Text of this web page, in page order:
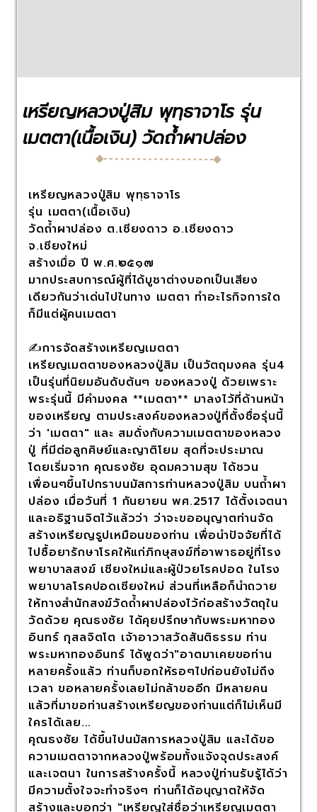
เหรียญหลวงปู่สิม พุทฺธาจาโร รุ่น
เมตตา(เนื้อเงิน) วัดถ้ำผาปล่อง
เหรียญหลวงปู่สิม พุทฺธาจาโร
รุ่น เมตตา(เนื้อเงิน)
วัดถ้ำผาปล่อง ต.เชียงดาว อ.เชียงดาว
จ.เชียงใหม่
สร้างเมื่อ ปี พ.ศ.๒๕๑๗
มากประสบการณ์ผู้ที่ได้บูชาต่างบอกเป็นเสียง
เดียวกันว่าเด่นไปในทาง เมตตา ทำอะไรกิจการใด
ก็มีแต่ผู้คนเมตตา
✍️การจัดสร้างเหรียญเมตตา
เหรียญเมตตาของหลวงปู่สิม เป็นวัตถุมงคล รุ่น4
เป็นรุ่นที่นิยมอันดับต้นๆ ของหลวงปู่ ด้วยเพราะ
พระรุ่นนี้ มีคำมงคล **เมตตา** มาลงไว้ที่ด้านหน้า
ของเหรียญ ตามประสงค์ของหลวงปู่ที่ตั้งชื่อรุ่นนี้
ว่า 'เมตตา" และ สมดั่งกับความเมตตาของหลวง
ปู่ ที่มีต่อลูกศิษย์และญาติโยม สุดที่จะประมาณ
โดยเริ่มจาก คุณธงชัย อุดมความสุข ได้ชวน
เพื่อนๆขึ้นไปกราบนมัสการท่านหลวงปู่สิม บนถ้ำผา
ปล่อง เมื่อวันที่ 1 กันยายน พศ.2517 ได้ตั้งเจตนา
และอธิฐานจิตไว้แล้วว่า ว่าจะขออนุญาตท่านจัด
สร้างเหรียญรูปเหมือนของท่าน เพื่อนำปัจจัยที่ได้
ไปซื้อยารักษาโรคให้แก่ภิกษุสงฆ์ที่อาพาธอยู่ที่โรง
พยาบาลสงฆ์ เชียงใหม่และผู้ป่วยโรคปอด ในโรง
พยาบาลโรคปอดเชียงใหม่ ส่วนที่เหลือก็นำถวาย
ให้ทางสำนักสงฆ์วัดถ้ำผาปล่องไว้ก่อสร้างวัตถุใน
วัดด้วย คุณธงชัย ได้คุยปรึกษากับพระมหาทอง
อินทร์ กุสลจิตโต เจ้าอาวาสวัดสันติธรรม ท่าน
พระมหาทองอินทร์ ได้พูดว่า"อาตมาเคยขอท่าน
หลายครั้งแล้ว ท่านก็บอกให้รอๆไปก่อนยังไม่ถึง
เวลา ขอหลายครั้งเลยไม่กล้าขออีก มีหลายคน
แล้วที่มาขอท่านสร้างเหรียญของท่านแต่ก็ไม่เห็นมี
ใครได้เลย...
คุณธงชัย ได้ขึ้นไปนมัสการหลวงปู่สิม และได้ขอ
ความเมตตาจากหลวงปู่พร้อมทั้งแจ้งจุดประสงค์
และเจตนา ในการสร้างครั้งนี้ หลวงปู่ท่านรับรู้ได้ว่า
มีความตั้งใจจะทำจริงๆ ท่านก็ได้อนุญาตให้จัด
สร้างและบอกว่า "เหรียญใส่ชื่อว่าเหรียญเมตตา